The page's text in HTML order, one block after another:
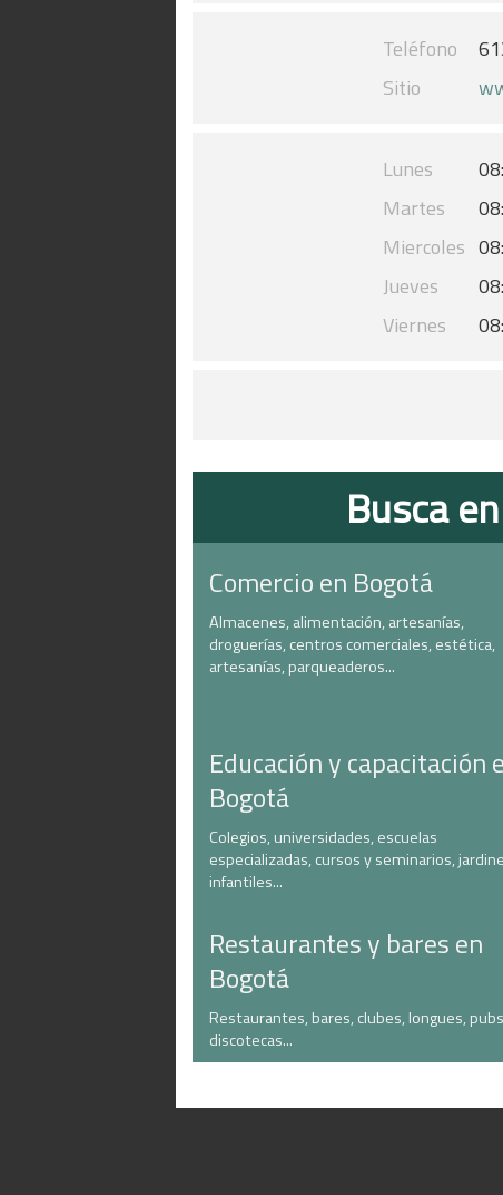
Teléfono
Sitio
Lunes
Martes
Miercoles
Jueves
Viernes
Busca
Comercio en Bogotá
Almacenes, alimentación, artesanías,
droguerías, centros comerciales, estética,
artesanías, parqueaderos...
Educación y capacitación
Bogotá
Colegios, universidades, escuelas
especializadas, cursos y seminarios,
infantiles...
Restaurantes y bares en
Bogotá
Restaurantes, bares, clubes, longues,
discotecas...